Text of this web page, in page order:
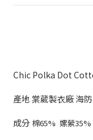
Chic Polka Dot
產地 棠葳製衣廠 海
成分 棉65% 嫘縈35%